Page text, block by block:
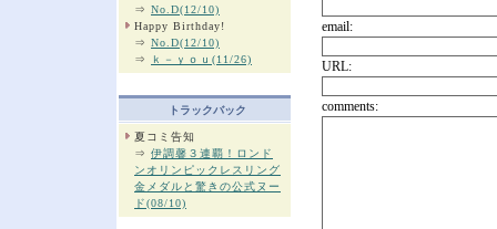
⇒ No.D(12/10)
Happy Birthday!
⇒ No.D(12/10)
⇒
ｋ－ｙｏｕ(11/26)
トラックバック
夏コミ告知
⇒ 伊調馨３連覇！ロンド
ンオリンピックレスリング
金メダルと驚きの公式ヌー
ド(08/10)
email:
URL:
comments: